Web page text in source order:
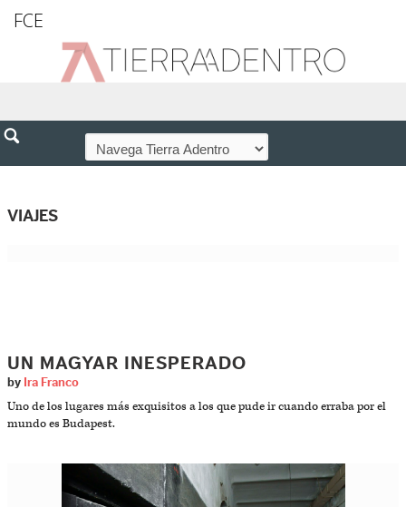
FCE
VIAJES
UN MAGYAR INESPERADO
by Ira Franco
Uno de los lugares más exquisitos a los que pude ir cuando erraba por el
mundo es Budapest.